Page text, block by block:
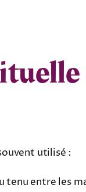
utilisé :
entre les